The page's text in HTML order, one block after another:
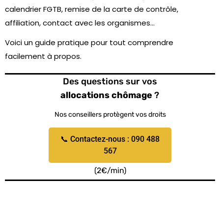
calendrier FGTB, remise de la carte de contrôle,
affiliation, contact avec les organismes…
Voici un guide pratique pour tout comprendre
facilement à propos.
Des questions sur vos
allocations chômage ?
Nos conseillers protègent vos droits
📞 Contactez-nous : 090 488
567
(2€/min)